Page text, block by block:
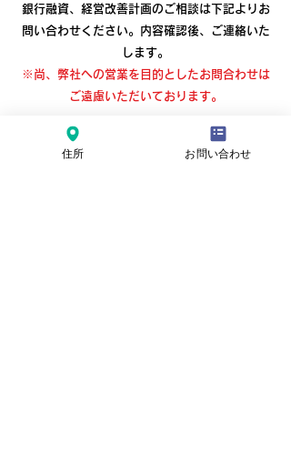
銀行融資、経営改善計画のご相談は下記よりお
問い合わせください。
内容確認後、ご連絡いた
します。
※尚、弊社への営業を目的としたお問合わせは
ご遠慮いただいております。
株式会社資金繰改善プロジェクト
東京都豊島区東池袋1-31-10 ドミール池袋
住所 お問い合わせ